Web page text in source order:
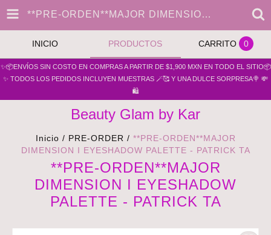
**PRE-ORDEN**MAJOR DIMENSION I EYESHADOW PALETTE - PATRICK TA
INICIO PRODUCTOS CARRITO 0
✨📦ENVÍOS SIN COSTO EN COMPRAS A PARTIR DE $1,900 MXN EN TODO EL SITIO📦
✨ TODOS LOS PEDIDOS INCLUYEN MUESTRAS 🪄🥰 Y UNA DULCE SORPRESA🍭 💸
🛍️
Beauty Glam by Kar
Inicio / PRE-ORDER / **PRE-ORDEN**MAJOR
DIMENSION I EYESHADOW PALETTE - PATRICK TA
**PRE-ORDEN**MAJOR
DIMENSION I EYESHADOW
PALETTE - PATRICK TA